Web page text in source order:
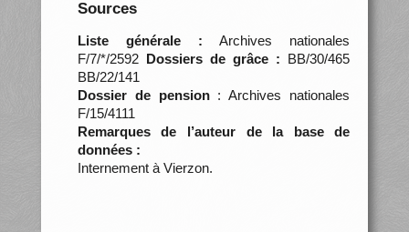
Sources
Liste générale : Archives nationales
F/7/*/2592 Dossiers de grâce : BB/30/465
BB/22/141
Dossier de pension: Archives nationales
F/15/4111
Remarques de l’auteur de la base de
données :
Internement à Vierzon.